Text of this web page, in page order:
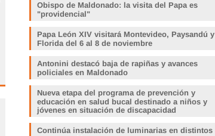
Obispo de Maldonado: la visita del Papa es
"providencial"
Papa León XIV visitará Montevideo, Paysandú y
Florida del 6 al 8 de noviembre
Antonini destacó baja de rapiñas y avances
policiales en Maldonado
Nueva etapa del programa de prevención y
educación en salud bucal destinado a niños y
jóvenes en situación de discapacidad
Continúa instalación de luminarias en distintos